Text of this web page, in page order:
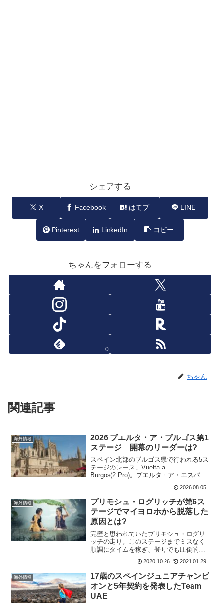
シェアする
X Facebook はてブ LINE
Pinterest LinkedIn コピー
ちゃんをフォローする
0
ちゃん
関連記事
海外情報
2026 ブエルタ・ア・ブルゴス第1
ステージ 開幕のリーダーは?
スペイン北部のブルゴス県で行われる5ス
テージのレース。Vuelta a
Burgos(2.Pro)。ブエルタ・ア・エスパー
ニャの調整レースとして出場するライダ
ーが多いステージレースだ。過去の優勝
者 2025 アイザック・デルトロ 20...
2026.08.05
海外情報
プリモシュ・ログリッチが第6ス
テージでマイヨロホから脱落した
原因とは?
完璧と思われていたプリモシュ・ログリ
ッチの走り。このステージまでミスなく
順調にタイムを稼ぎ、登りでも圧倒的な
走りで他を圧倒していた。誰もがプリモ
シュ・ログリッチのマイヨロホ陥落があ
ると思ってもみなかったはず。だが、プ
リモシュ・ログリッチは最...
2020.10.26 2021.01.29
海外情報
17歳のスペインジュニアチャンピ
オンと5年契約を発表したTeam
UAE